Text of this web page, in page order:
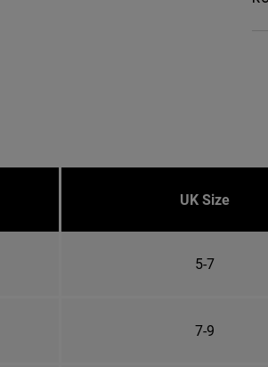
UK Size
5-7
7-9